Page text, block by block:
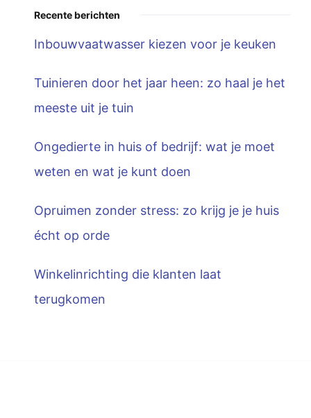
Recente berichten
Inbouwvaatwasser kiezen voor je keuken
Tuinieren door het jaar heen: zo haal je het
meeste uit je tuin
Ongedierte in huis of bedrijf: wat je moet
weten en wat je kunt doen
Opruimen zonder stress: zo krijg je je huis
écht op orde
Winkelinrichting die klanten laat
terugkomen